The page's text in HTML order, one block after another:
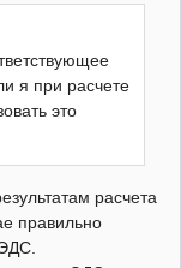
я при расчете
это
расчета
правильно